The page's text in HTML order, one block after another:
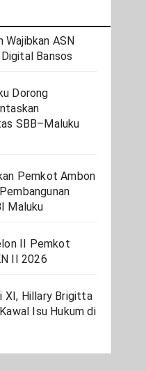
Wajibkan ASN
Bansos
Dorong
SBB–Maluku
Pemkot Ambon
Maluku
II Pemkot
II 2026
XI, Hillary Brigitta
Isu Hukum di